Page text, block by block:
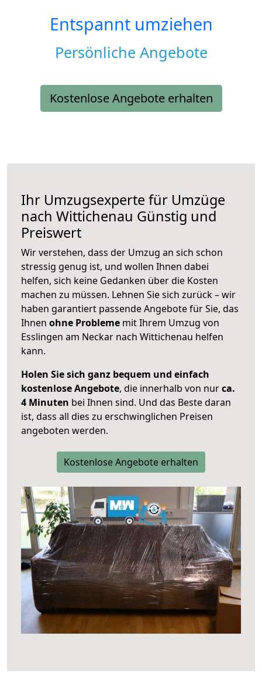
Entspannt umziehen
Persönliche Angebote
Kostenlose Angebote erhalten
Ihr Umzugsexperte für Umzüge
nach Wittichenau Günstig und
Preiswert
Wir verstehen, dass der Umzug an sich schon
stressig genug ist, und wollen Ihnen dabei
helfen, sich keine Gedanken über die Kosten
machen zu müssen. Lehnen Sie sich zurück – wir
haben garantiert passende Angebote für Sie, das
Ihnen ohne Probleme mit Ihrem Umzug von
Esslingen am Neckar nach Wittichenau helfen
kann.
Holen Sie sich ganz bequem und einfach
kostenlose Angebote, die innerhalb von nurca.
4 Minuten bei Ihnen sind. Und das Beste daran
ist, dass all dies zu erschwinglichen Preisen
angeboten werden.
Kostenlose Angebote erhalten